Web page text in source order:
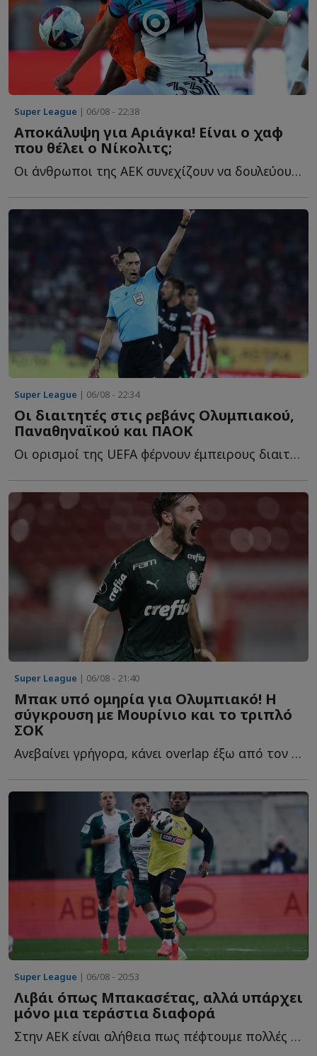
Super League | 06/08 - 22:38
Αποκάλυψη για Αριάγκα! Είναι ο χαφ
που θέλει ο Νίκολιτς;
Οι άνθρωποι της ΑΕΚ συνεχίζουν να δουλεύουν και στα υ...
Super League | 06/08 - 22:34
Οι διαιτητές στις ρεβάνς Ολυμπιακού,
Παναθηναϊκού και ΠΑΟΚ
Οι ορισμοί της UEFA φέρνουν έμπειρους διαιτητές στις ε...
Super League | 06/08 - 21:40
Μπακ υπό ομηρία για Ολυμπιακό! Η
σύγκρουση με Μουρίνιο και το τριπλό
ΣΟΚ
Ανεβαίνει γρήγορα, κάνει overlap έξω από τον εξτρέμ, πατά σ...
Super League | 06/08 - 20:53
Λιβάι όπως Μπακασέτας, αλλά υπάρχει
μόνο μια τεράστια διαφορά
Στην ΑΕΚ είναι αλήθεια πως πέφτουμε πολλές στην παγίδα ν...